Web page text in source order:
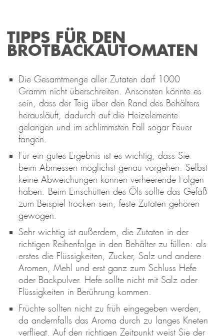
TIPPS FÜR DEN
BROTBACKAUTOMATEN
Die Gesamtmenge aller Zutaten darf 1000
Gramm nicht überschreiten. Ansonsten könnte es
sein, dass der Teig über den Rand des Behälters
herausläuft, dadurch auf die Heizelemente
gelangen und im schlimmsten Fall sogar Feuer
fangen.
Für ein gutes Ergebnis ist es wichtig, dass Sie
beim Abmessen möglichst genau vorgehen. Selbst
keine Abweichungen können verheerende Folgen
haben. Beim Einschütten des Öls sollte das Gefäß
zum Beispiel trocken sein, feste Zutaten gehören
gewogen.
Sehr wichtig ist außerdem, die Zutaten in der
richtigen Reihenfolge in den Behälter zu füllen: als
erstes die Flüssigkeiten, Zucker, Salz und andere
Aromen, Mehl und erst ganz zum Schluss Hefe
oder Backpulver. Hefe sollte nicht mit Salz oder
Flüssigkeiten in Berührung kommen.
Früchte sollten nicht zu früh eingegeben werden,
da andernfalls das Aroma durch zu langes Kneten
verfliegt. Auf den richtigen Zeitpunkt weist Sie der